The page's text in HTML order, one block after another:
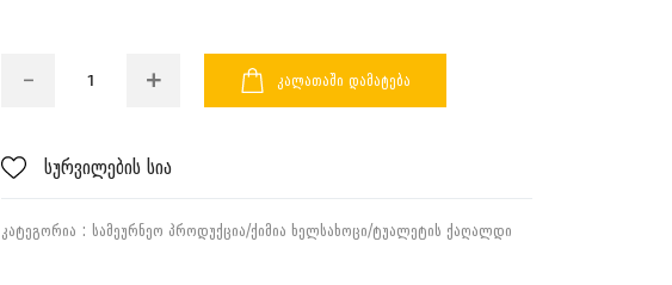
ᲙᲐᲚᲐᲗᲐᲨᲘ ᲓᲐᲛᲐᲢᲔᲑᲐ
სურვილების სია
ᲙᲐᲢᲔᲒᲝᲠᲘᲐ : ᲡᲐᲛᲔᲣᲠᲜᲔᲝ ᲞᲠᲝᲓᲣᲥᲪᲘᲐ/ᲥᲘᲛᲘᲐ ᲮᲔᲚᲡᲐᲮᲝᲪᲘ/ᲢᲣᲐᲚᲔᲢᲘᲡ ᲥᲐᲦᲐᲚᲓᲘ